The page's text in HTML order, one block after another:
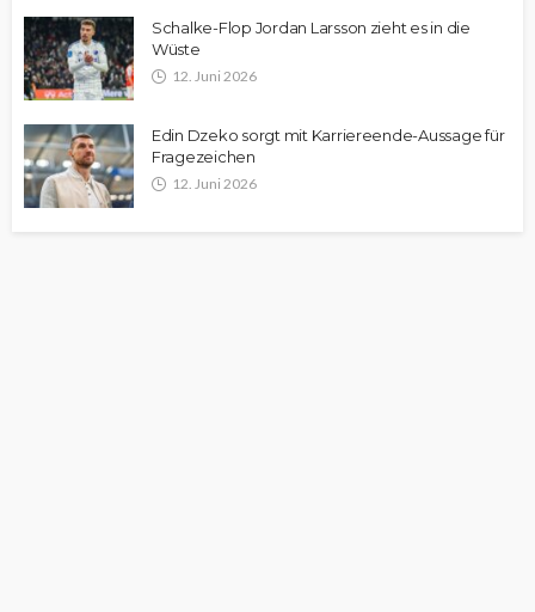
Schalke-Flop Jordan Larsson zieht es in die
Wüste
12. Juni 2026
Edin Dzeko sorgt mit Karriereende-Aussage für
Fragezeichen
12. Juni 2026